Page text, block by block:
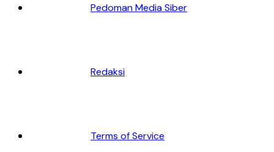
Pedoman Media Siber
Redaksi
Terms of Service